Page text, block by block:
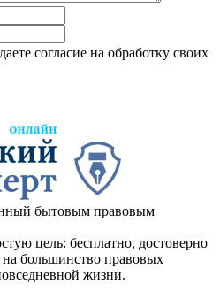
согласие на обработку своих
бытовым правовым
цель: бесплатно, достоверно
большинство правовых
жизни.